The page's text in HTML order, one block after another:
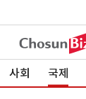
사회 국제